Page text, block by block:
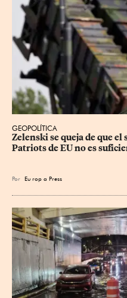
GEOPOLÍTICA
Zelenski se queja de que
Patriots de EU no es
Por Eu rop a Press